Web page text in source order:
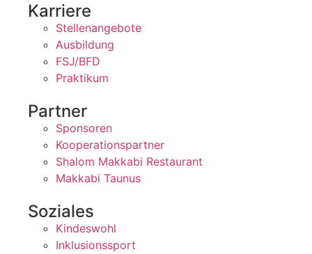
Karriere
Stellenangebote
Ausbildung
FSJ/BFD
Praktikum
Partner
Sponsoren
Kooperationspartner
Shalom Makkabi Restaurant
Makkabi Taunus
Soziales
Kindeswohl
Inklusionssport